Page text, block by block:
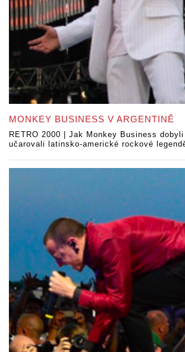
MONKEY BUSINESS V ARGENTINĚ
RETRO 2000 | Jak Monkey Business
učarovali latinsko-americké rockové